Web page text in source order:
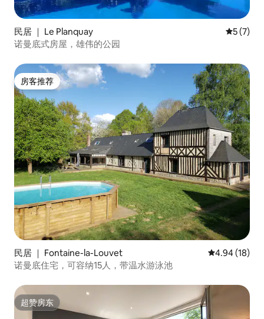
民居 ｜ Le Planquay 平均评分
5 (7)
诺曼底式房屋，雄伟的公园
房客推荐
房客推荐
民居 ｜ Fontaine-la-Louvet 平均评分
4.94 (18)
诺曼底住宅，可容纳15人，带温水游泳池
超赞房东
超赞房东